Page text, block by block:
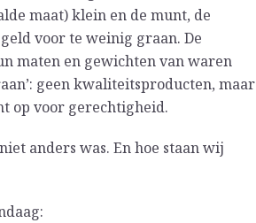
maat) klein en de munt, de
voor te weinig graan. De
maten en gewichten van waren
geen kwaliteitsproducten, maar
op voor gerechtigheid.
anders was. En hoe staan wij